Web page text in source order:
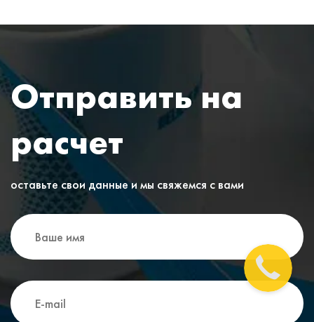
Отправить на
расчет
оставьте свои данные и мы свяжемся с вами